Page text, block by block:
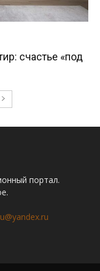
счастье «под
портал.